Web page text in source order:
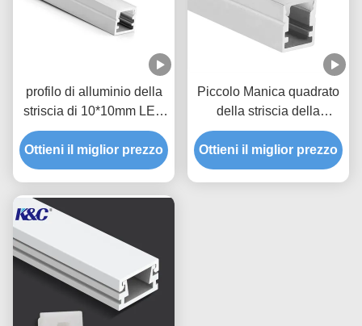
profilo di alluminio della
striscia di 10*10mm LED
con la copertura del
diffusore del PC di PMMA
Ottieni il miglior prezzo
Piccolo Manica quadrato
della striscia della
plafoniera 10*13mm LED
con il diffusore
Ottieni il miglior prezzo